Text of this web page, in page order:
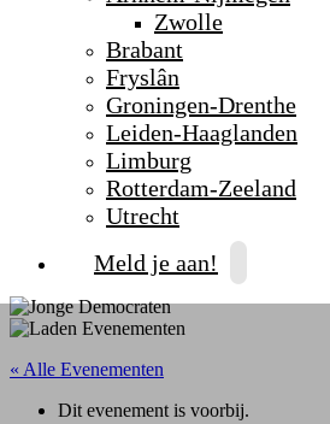
Zwolle
Brabant
Fryslân
Groningen-Drenthe
Leiden-Haaglanden
Limburg
Rotterdam-Zeeland
Utrecht
Meld je aan!
« Alle Evenementen
Dit evenement is voorbij.